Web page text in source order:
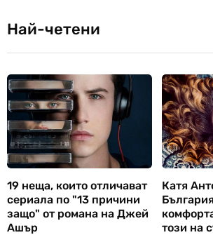
Най-четени
19 неща, които отличават
сериала по "13 причини
защо" от романа на Джей
Ашър
Катя
този на